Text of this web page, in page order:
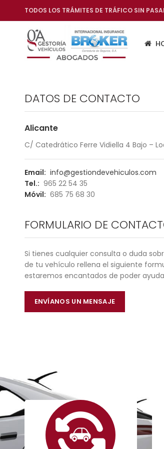
TODOS LOS TRÁMITES DE TRÁFICO SIN
DATOS DE CONTACTO
Alicante
C/ Catedrático Ferre Vidiella 4 Bajo –
Email: info@gestiondevehiculos.com
Tel.: 965 22 54 35
Móvil: 685 75 68 30
FORMULARIO DE
Si tienes cualquier consulta o duda
de tu vehículo rellena el siguiente
estaremos encantados de poder
ENVÍANOS UN MENSAJE